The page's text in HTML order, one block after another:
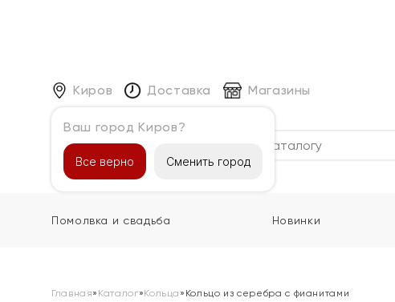
Киров
Ваш город Киров?
Все верно Сменить город
Доставка Магазины
Каталог
Помолвка и свадьба Новинки
Главная» Каталог»Кольца » Кольцо из серебра с фианитами